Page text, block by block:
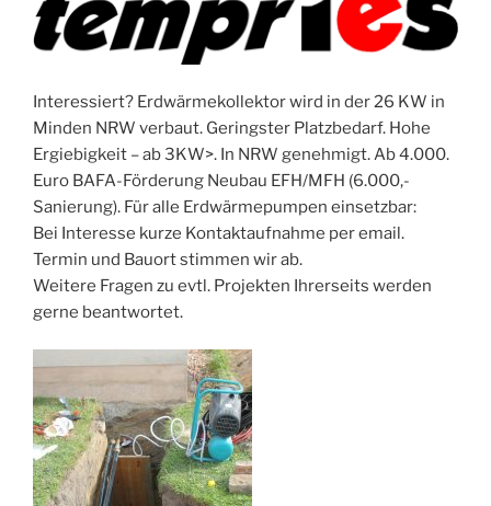
Interessiert? Erdwärmekollektor wird in der 26 KW in
Minden NRW verbaut. Geringster Platzbedarf. Hohe
Ergiebigkeit – ab 3KW>. In NRW genehmigt. Ab 4.000.
Euro BAFA-Förderung Neubau EFH/MFH (6.000,-
Sanierung). Für alle Erdwärmepumpen einsetzbar:
Bei Interesse kurze Kontaktaufnahme per email.
Termin und Bauort stimmen wir ab.
Weitere Fragen zu evtl. Projekten Ihrerseits werden
gerne beantwortet.